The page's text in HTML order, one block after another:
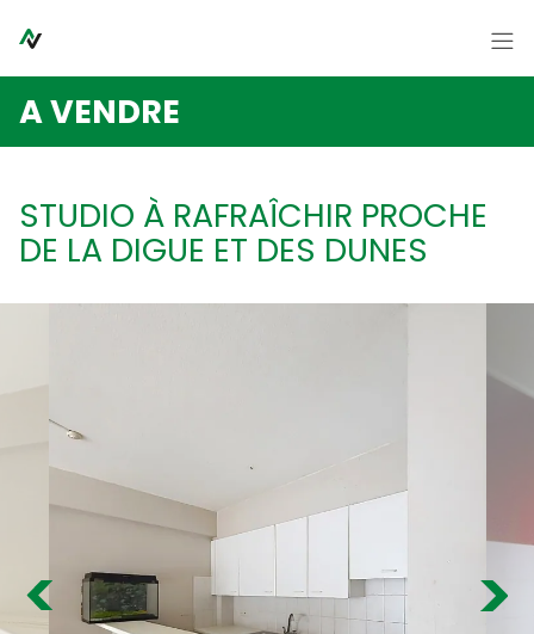
FR NL
Estimation gratuite
A vendre
Syndic
Contact
A VENDRE
STUDIO À RAFRAÎCHIR PROCHE
DE LA DIGUE ET DES DUNES
Previous